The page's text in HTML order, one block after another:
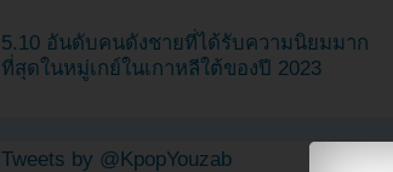
5.10 อันดับคนดังชายที่ได้รับความนิยมมาก
ที่สุดในหมู่เกย์ในเกาหลีใต้ของปี 2023
Tweets by @KpopYouzab